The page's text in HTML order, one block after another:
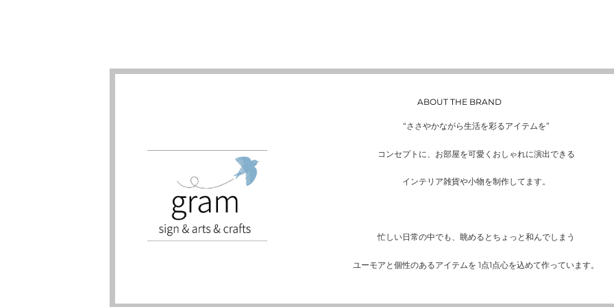
ABOUT THE BRAND
“ささやかながら生活を彩るアイテムを”
コンセプトに、お部屋を可愛くおしゃれに演出できる
インテリア雑貨や小物を制作してます。
忙しい日常の中でも、眺めるとちょっと和んでしまう
ユーモアと個性のあるアイテムを 1点1点心を込めて作っています。